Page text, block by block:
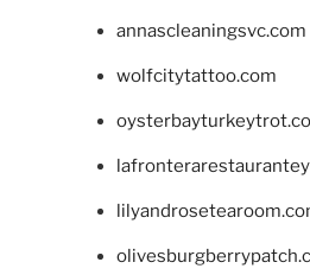
annascleaningsvc.com
wolfcitytattoo.com